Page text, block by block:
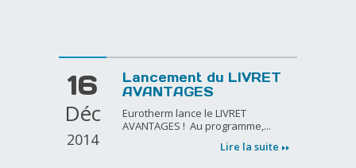
16
Déc
2014
Lancement du LIVRET
AVANTAGES
Eurotherm lance le LIVRET
AVANTAGES ! Au programme,...
Lire la suite